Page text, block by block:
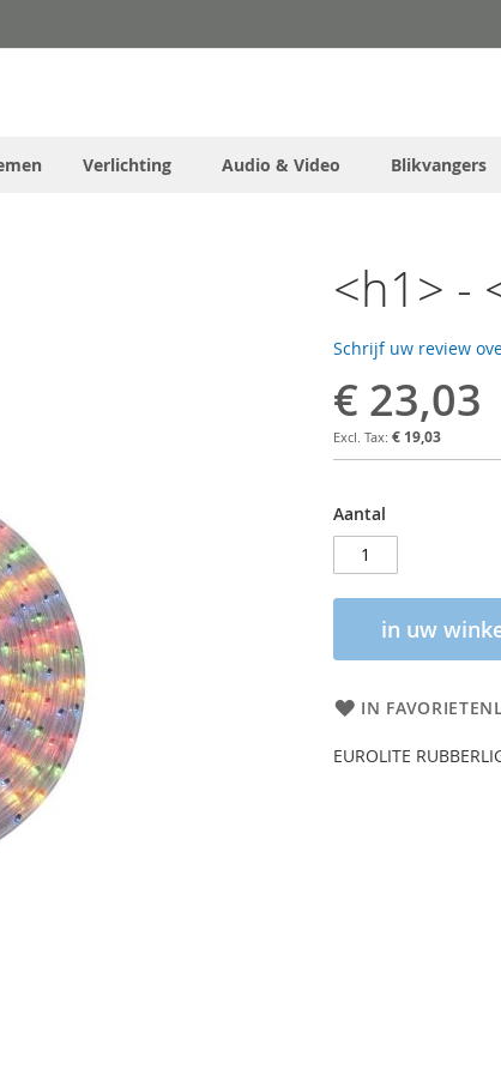
Verlichting Audio & Video Blikvangers
<h1> -
Schrijf uw review
€ 23,03
€ 19,03
Aantal
in uw
IN
EUROLITE